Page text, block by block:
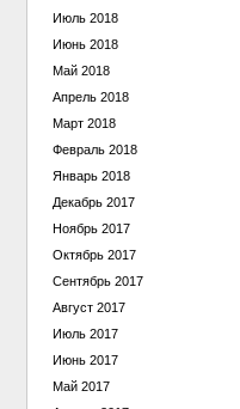
Июль 2018
Июнь 2018
Май 2018
Апрель 2018
Март 2018
Февраль 2018
Январь 2018
Декабрь 2017
Ноябрь 2017
Октябрь 2017
Сентябрь 2017
Август 2017
Июль 2017
Июнь 2017
Май 2017